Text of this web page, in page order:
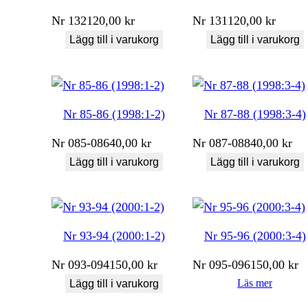
Nr 132120,00kr
Lägg till i varukorg
Nr 131120,00 kr
Lägg till i varukorg
Nr 85-86 (1998:1-2)
Nr 085-08640,00kr
Lägg till i varukorg
Nr 87-88 (1998:3-4)
Nr 087-08840,00 kr
Lägg till i varukorg
Nr 93-94 (2000:1-2)
Nr 093-094150,00kr
Lägg till i varukorg
Nr 95-96 (2000:3-4)
Nr 095-096150,00 kr
Läs mer